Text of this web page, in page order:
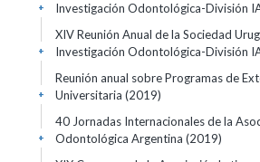
Investigación Odontológica-División
+
XIV Reunión Anual de la Sociedad
Investigación Odontológica-División
+
Reunión anual sobre Programas de
Universitaria (2019)
+
40 Jornadas Internacionales de la
Odontológica Argentina (2019)
+